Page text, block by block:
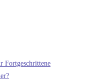
Fortgeschrittene